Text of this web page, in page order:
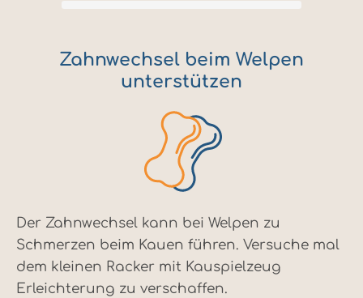
Zahnwechsel beim Welpen
unterstützen
Der Zahnwechsel kann bei Welpen zu
Schmerzen beim Kauen führen. Versuche mal
dem kleinen Racker mit Kauspielzeug
Erleichterung zu verschaffen.